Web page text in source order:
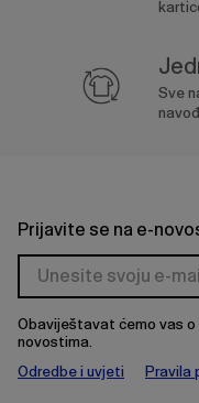
Sve
Prijavite se na e-
Obaviještavat ćemo vas o
novostima.
Odredbe i uvjeti
Pravila